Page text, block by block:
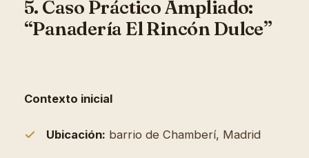
5. Caso Práctico Ampliado:
“Panadería El Rincón Dulce”
Contexto inicial
Ubicación: barrio de Chamberí, Madrid